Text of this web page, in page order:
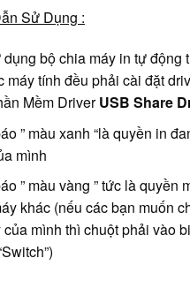
Sử Dụng :
bộ chia máy in tự động
máy tính đều phải cài đặt
Mềm DriverUSB Share
” màu xanh “là quyền in
mình
” màu vàng ” tức là quyền
khác (nếu các bạn muốn
của mình thì chuột phải vào